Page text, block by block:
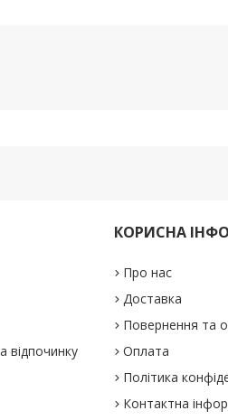
відпочинку
КОРИСНА
Про нас
Доставка
Повернення та
Оплата
Політика
Контактна